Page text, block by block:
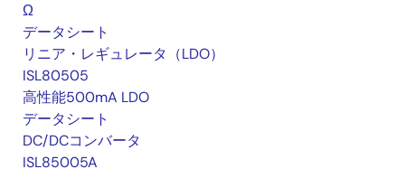
Ω
データシート
リニア・レギュレータ（LDO）
ISL80505
高性能500mA LDO
データシート
DC/DCコンバータ
ISL85005A